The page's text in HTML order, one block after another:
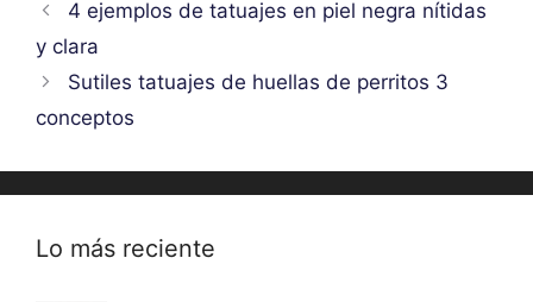
4 ejemplos de tatuajes en piel negra nítidas
y clara
Sutiles tatuajes de huellas de perritos 3
conceptos
Lo más reciente